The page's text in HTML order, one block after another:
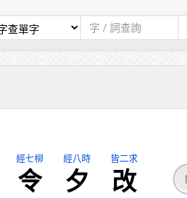
經七柳
令
經八時
夕
皆二求
改